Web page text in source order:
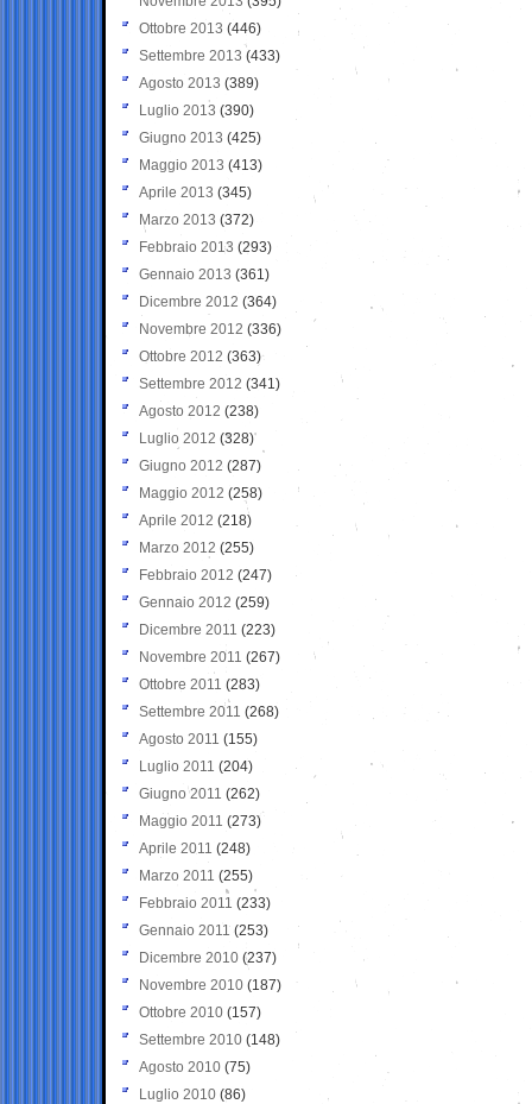
Ottobre 2013 (446)
Settembre 2013 (433)
Agosto 2013 (389)
Luglio 2013 (390)
Giugno 2013 (425)
Maggio 2013 (413)
Aprile 2013 (345)
Marzo 2013 (372)
Febbraio 2013 (293)
Gennaio 2013 (361)
Dicembre 2012 (364)
Novembre 2012 (336)
Ottobre 2012 (363)
Settembre 2012 (341)
Agosto 2012 (238)
Luglio 2012 (328)
Giugno 2012 (287)
Maggio 2012 (258)
Aprile 2012 (218)
Marzo 2012 (255)
Febbraio 2012 (247)
Gennaio 2012 (259)
Dicembre 2011 (223)
Novembre 2011 (267)
Ottobre 2011 (283)
Settembre 2011 (268)
Agosto 2011 (155)
Luglio 2011 (204)
Giugno 2011 (262)
Maggio 2011 (273)
Aprile 2011 (248)
Marzo 2011 (255)
Febbraio 2011 (233)
Gennaio 2011 (253)
Dicembre 2010 (237)
Novembre 2010 (187)
Ottobre 2010 (157)
Settembre 2010 (148)
Agosto 2010 (75)
Luglio 2010 (86)